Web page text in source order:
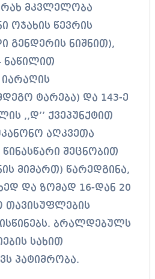
მკვლელობა
ოჯახის წევრის
გენდერის ნიშნით),
ნაწილით
ტარება) და 143-ე
,,დ’’ ქვეპუნქტით
აღკვეთა
წინასწარი შეცნობით
მიმართ) წარედგინა,
და ზომად 16-დან 20
თავისუფლების
ბრალდებულს
სახით
პატიმრობა.